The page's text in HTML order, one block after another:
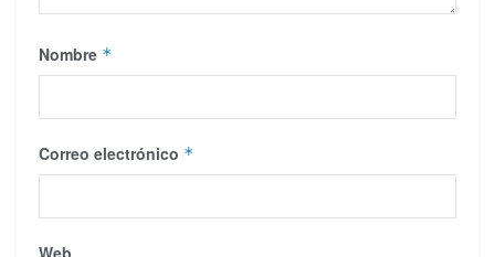
Nombre *
Correo electrónico *